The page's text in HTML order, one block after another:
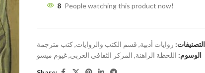
8 People watching this product now!
التصنيفات: روايات أدبية, قسم الكتب والروايات,كتب مترجمة
الوسوم: اللحظة الراهنة, المركز الثقافي العربي,غيوم ميسو